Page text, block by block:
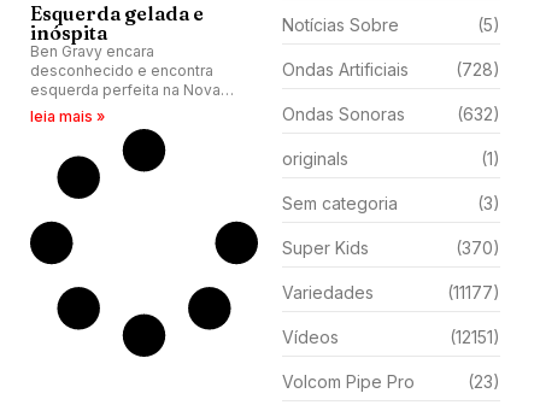
Esquerda gelada e
inóspita
Ben Gravy encara
desconhecido e encontra
esquerda perfeita na Nova
Escócia. Frio, desafio e
aventura fazem parte do jogo.
leia mais »
Notícias Sobre (5)
Ondas Artificiais (728)
Ondas Sonoras (632)
originals (1)
Sem categoria (3)
Super Kids (370)
Variedades (11177)
Vídeos (12151)
Volcom Pipe Pro (23)